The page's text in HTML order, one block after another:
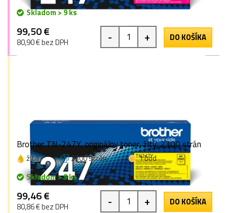
Skladom > 9 ks
99,50 €
80,90 € bez DPH - + DO KOŠÍKA
Brother TN-247Y, originálny toner, žltý, 2300 strán
žltá 2300 strán
1 bod
Skladom > 9 ks
99,46 €
80,86 € bez DPH - + DO KOŠÍKA